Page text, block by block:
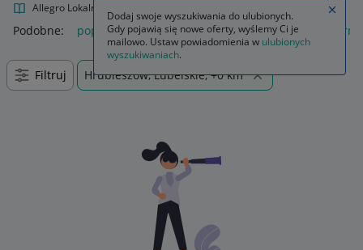
Allegro Lokalnie
Podobne: pop funko pop k pop demon hunters popcorn
Filtruj Hrubieszów, Lubelskie, +0 km
Dodaj swoje wyszukiwania do ulubionych.
Gdy pojawią się nowe oferty, wyślemy Ci je
mailowo. Ustaw powiadomienia w ulubionych
wyszukiwaniach.